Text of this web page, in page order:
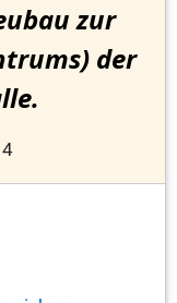
zur
der